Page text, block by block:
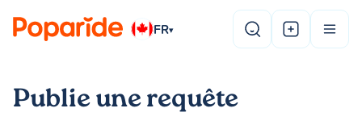
FR▾
Publie une requête